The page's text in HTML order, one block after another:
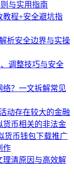
与实用指南
教程+安全避坑指
析安全边界与实操
调整技巧与安全
络？一文拆解常见
动存在较大的金融
货币相关的非法金
货币钱包下载推广
作
理清原因与高效解